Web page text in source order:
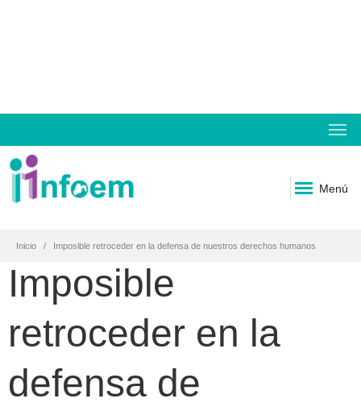
Menú
Inicio Imposible retroceder en la defensa de nuestros derechos humanos
Imposible
retroceder en la
defensa de